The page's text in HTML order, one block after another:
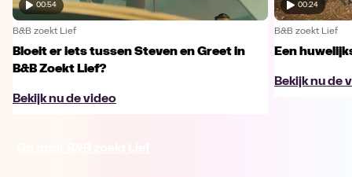
00:54
B&B zoekt Lief
Bloeit er iets tussen Steven en Greet in
B&B Zoekt Lief?
Bekijk nu de video
00:24
B&B zoekt Lief
Een
Bekijk nu de